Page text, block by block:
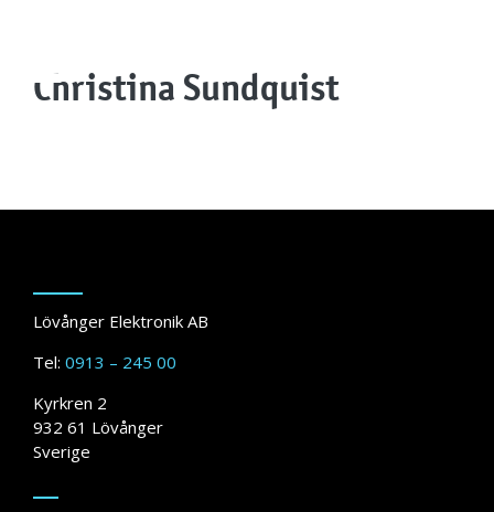
Christina Sundquist
Lövånger Elektronik AB
Tel: 0913 – 245 00
Kyrkren 2
932 61 Lövånger
Sverige